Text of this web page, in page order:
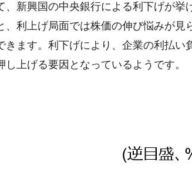
新興国の中央銀行による利下げが挙
利上げ局面では株価の伸び悩みが見
ます。利下げにより、企業の利払い
上げる要因となっているようです。